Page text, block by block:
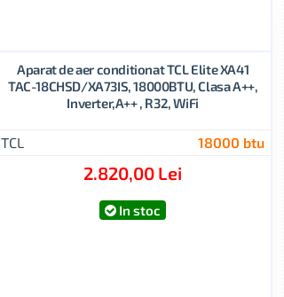
TCL 18000 btu
Aparat de aer conditionat TCL Elite XA41
TAC-18CHSD/XA73IS, 18000BTU, Clasa A++,
Inverter,A++ , R32, WiFi
2.820,00 Lei
In stoc